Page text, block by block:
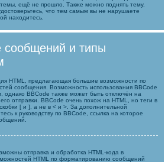
темы, ещё не прошло. Также можно поднять тему,
что тем самым вы не нарушаете
находитесь.
сообщений и типы
HTML, предлагающая большие возможности по
сообщения. Возможность использования BBCode
однако BBCode также может быть отключён на
отправки. BBCode очень похож на HTML, но теги в
[ и ], а не в < и >. За дополнительной
к руководству по BBCode, ссылка на которое
отправка и обработка HTML-кода в
HTML по форматированию сообщений